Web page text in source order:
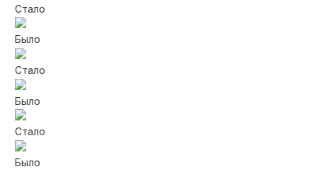
Стало
Было
Стало
Было
Стало
Было